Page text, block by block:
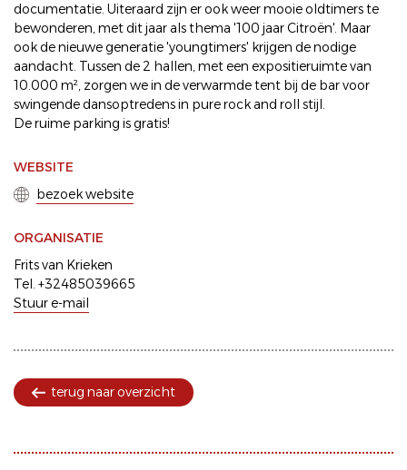
documentatie. Uiteraard zijn er ook weer mooie oldtimers te
bewonderen, met dit jaar als thema '100 jaar Citroën'. Maar
ook de nieuwe generatie 'youngtimers' krijgen de nodige
aandacht. Tussen de 2 hallen, met een expositieruimte van
10.000 m², zorgen we in de verwarmde tent bij de bar voor
swingende dansoptredens in pure rock and roll stijl.
De ruime parking is gratis!
WEBSITE
bezoek website
ORGANISATIE
Frits van Krieken
Tel. +32485039665
Stuur e-mail
terug naar overzicht